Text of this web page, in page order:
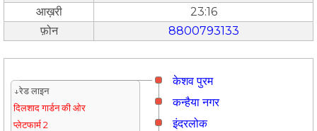
आख़री
23:16
फ़ोन
8800793133
केशव पुरम
↓रेड लाइन
दिलशाद गार्डन की ओर
प्लेटफार्म 2
कन्हैया नगर
इंदरलोक